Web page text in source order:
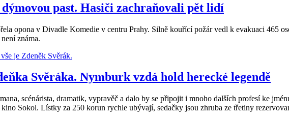
past. Hasiči zachraňovali pět lidí
opona v Divadle Komedie v centru Prahy. Silně kouřící požár vedl k evakuaci 465
známa.
Svěráka. Nymburk vzdá hold herecké legendě
scénárista, dramatik, vypravěč a dalo by se připojit i mnoho dalších profesí ke
Sokol. Lístky za 250 korun rychle ubývají, sedačky jsou zhruba ze třetiny